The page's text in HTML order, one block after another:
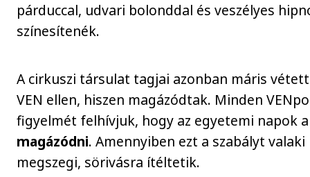
párduccal, udvari bolonddal és veszélyes
színesítenék.
A cirkuszi társulat tagjai azonban máris
VEN ellen, hiszen magázódtak. Minden
figyelmét felhívjuk, hogy az egyetemi napok
magázódni. Amennyiben ezt a szabályt valaki
megszegi, sörivásra ítéltetik.